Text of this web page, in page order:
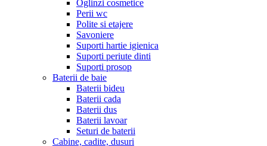
Oglinzi cosmetice
Perii wc
Polite si etajere
Savoniere
Suporti hartie igienica
Suporti periute dinti
Suporti prosop
Baterii de baie
Baterii bideu
Baterii cada
Baterii dus
Baterii lavoar
Seturi de baterii
Cabine, cadite, dusuri